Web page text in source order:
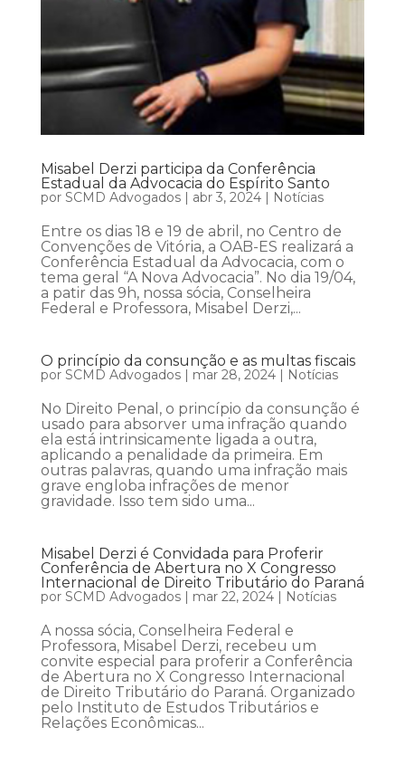
Misabel Derzi participa da Conferência
Estadual da Advocacia do Espírito Santo
por SCMD Advogados| abr 3, 2024| Notícias
Entre os dias 18 e 19 de abril, no Centro de
Convenções de Vitória, a OAB-ES realizará a
Conferência Estadual da Advocacia, com o
tema geral “A Nova Advocacia”. No dia 19/04,
a patir das 9h, nossa sócia, Conselheira
Federal e Professora, Misabel Derzi,...
O princípio da consunção e as multas fiscais
por SCMD Advogados| mar 28, 2024| Notícias
No Direito Penal, o princípio da consunção é
usado para absorver uma infração quando
ela está intrinsicamente ligada a outra,
aplicando a penalidade da primeira. Em
outras palavras, quando uma infração mais
grave engloba infrações de menor
gravidade. Isso tem sido uma...
Misabel Derzi é Convidada para Proferir
Conferência de Abertura no X Congresso
Internacional de Direito Tributário do Paraná
por SCMD Advogados| mar 22, 2024| Notícias
A nossa sócia, Conselheira Federal e
Professora, Misabel Derzi, recebeu um
convite especial para proferir a Conferência
de Abertura no X Congresso Internacional
de Direito Tributário do Paraná. Organizado
pelo Instituto de Estudos Tributários e
Relações Econômicas...